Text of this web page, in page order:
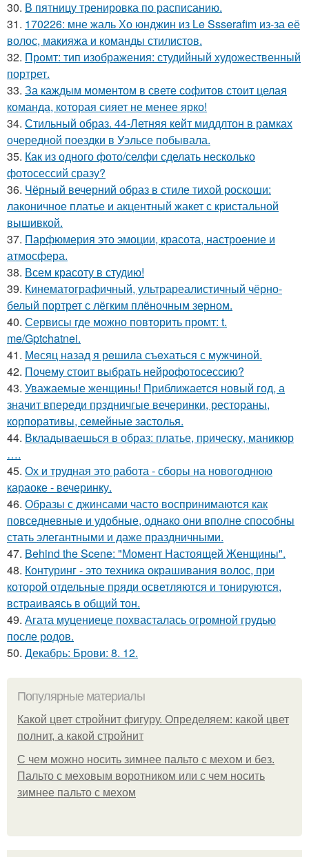
30. В пятницу тренировка по расписанию.
31. 170226: мне жаль Хо юнджин из Le Ssserafim из-за её
волос, макияжа и команды стилистов.
32. Промт: тип изображения: студийный художественный
портрет.
33. За каждым моментом в свете софитов стоит целая
команда, которая сияет не менее ярко!
34. Стильный образ. 44-Летняя кейт миддлтон в рамках
очередной поездки в Уэльсе побывала.
35. Как из одного фото/селфи сделать несколько
фотосессий сразу?
36. Чёрный вечерний образ в стиле тихой роскоши:
лаконичное платье и акцентный жакет с кристальной
вышивкой.
37. Парфюмерия это эмоции, красота, настроение и
атмосфера.
38. Всем красоту в студию!
39. Кинематографичный, ультрареалистичный чёрно-
белый портрет с лёгким плёночным зерном.
40. Сервисы где можно повторить промт: t.
me/Gptchatnei.
41. Мeсяц нaзад я рeшила съeхаться с мужчиной.
42. Почему стоит выбрать нейрофотосессию?
43. Уважаемые женщины! Приближается новый год, а
значит впереди прздничгые вечеринки, рестораны,
корпоративы, семейные застолья.
44. Вкладываешься в образ: платье, прическу, маникюр
….
45. Ох и трудная это работа - сборы на новогоднюю
караоке - вечеринку.
46. Образы с джинсами часто воспринимаются как
повседневные и удобные, однако они вполне способны
стать элегантными и даже праздничными.
47. Behind the Scene: "Момент Настоящей Женщины".
48. Контуринг - это техника окрашивания волос, при
которой отдельные пряди осветляются и тонируются,
встраиваясь в общий тон.
49. Агата муцениеце похвасталась огромной грудью
после родов.
50. Декабрь: Брови: 8. 12.
Популярные материалы
Какой цвет стройнит фигуру. Определяем: какой цвет
полнит, а какой стройнит
C чем можно носить зимнее пальто с мехом и без.
Пальто с меховым воротником или с чем носить
зимнее пальто с мехом